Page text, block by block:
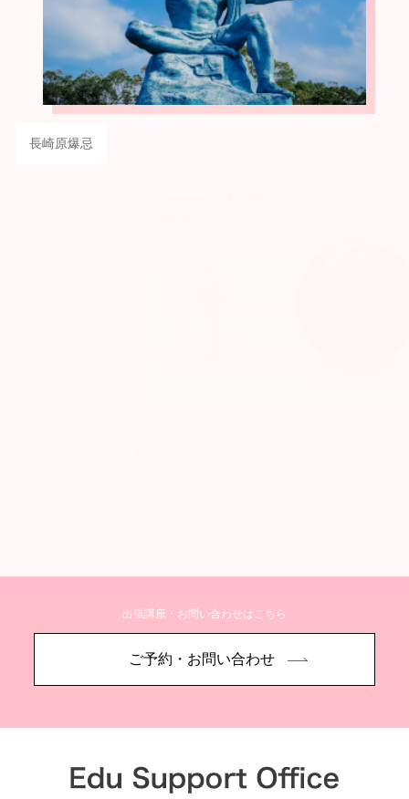
長崎原爆忌
詳しく見る
出張講座・お問い合わせはこちら
ご予約・お問い合わせ